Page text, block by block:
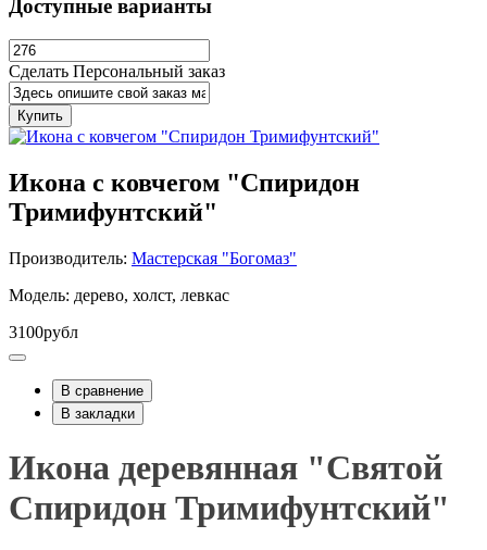
Доступные варианты
Сделать Персональный заказ
Купить
Икона с ковчегом "Спиридон
Тримифунтский"
Производитель: Мастерская "Богомаз"
Модель: дерево, холст, левкас
3100рубл
В сравнение
В закладки
Икона деревянная "Святой
Спиридон Тримифунтский"